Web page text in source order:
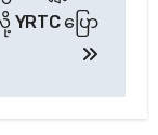
ပြော